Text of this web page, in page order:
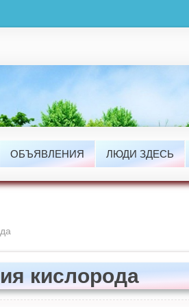
ОБЪЯВЛЕНИЯ ЛЮДИ ЗДЕСЬ
кислорода